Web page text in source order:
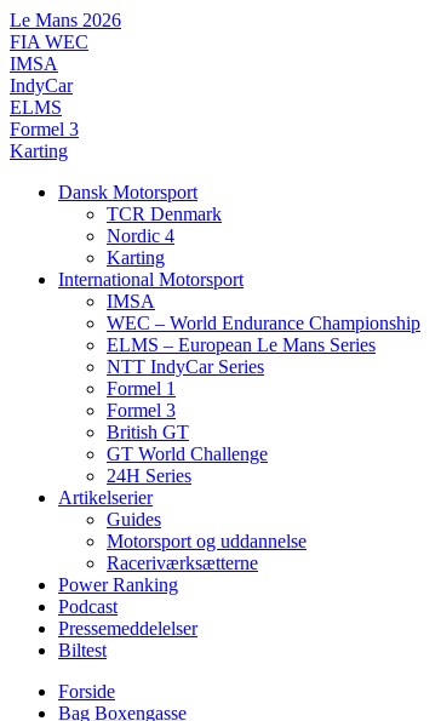
Videre
til
indhold
Le Mans 2026
FIA WEC
IMSA
IndyCar
ELMS
Formel 3
Karting
Dansk Motorsport
TCR Denmark
Nordic 4
Karting
International Motorsport
IMSA
WEC – World Endurance Championship
ELMS – European Le Mans Series
NTT IndyCar Series
Formel 1
Formel 3
British GT
GT World Challenge
24H Series
Artikelserier
Guides
Motorsport og uddannelse
Raceriværksætterne
Power Ranking
Podcast
Pressemeddelelser
Biltest
Forside
Bag Boxengasse